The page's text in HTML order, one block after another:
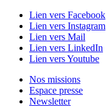
Lien vers Facebook
Lien vers Instagram
Lien vers Mail
Lien vers LinkedIn
Lien vers Youtube
Nos missions
Espace presse
Newsletter